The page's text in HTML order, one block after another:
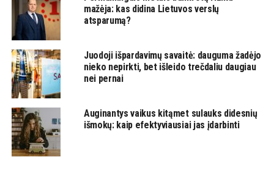
mažėja: kas didina Lietuvos verslų
atsparumą?
Juodoji išpardavimų savaitė: dauguma žadėjo
nieko nepirkti, bet išleido trečdaliu daugiau
nei pernai
Auginantys vaikus kitąmet sulauks didesnių
išmokų: kaip efektyviausiai jas įdarbinti